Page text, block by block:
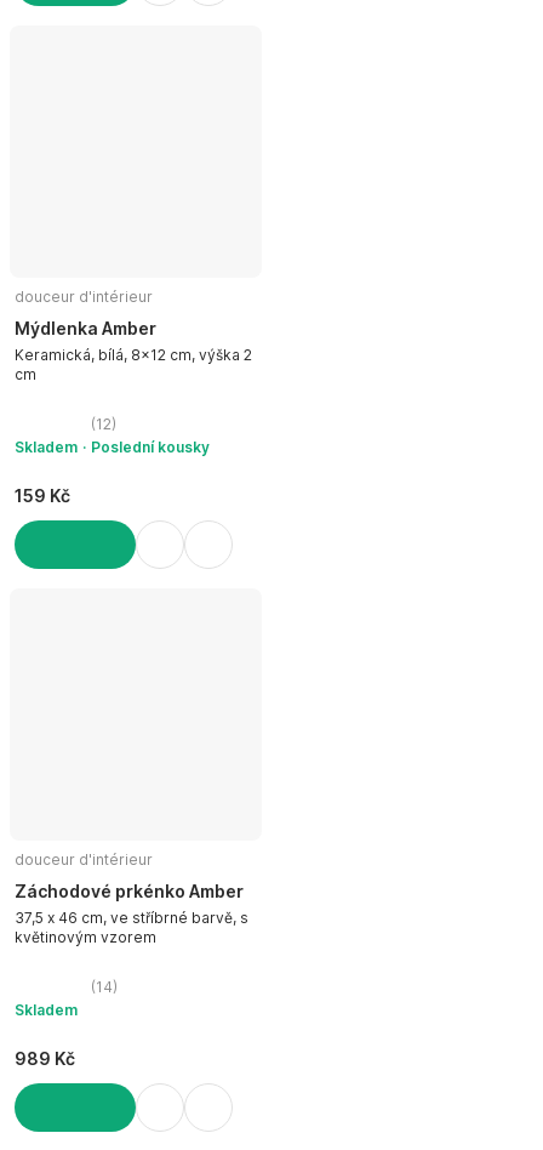
douceur d'intérieur
Mýdlenka Amber
Keramická, bílá, 8x12 cm, výška 2
cm
(12)
Skladem
Poslední kousky
159 Kč
douceur d'intérieur
Záchodové prkénko Amber
37,5 x 46 cm, ve stříbrné barvě, s
květinovým vzorem
(14)
Skladem
989 Kč